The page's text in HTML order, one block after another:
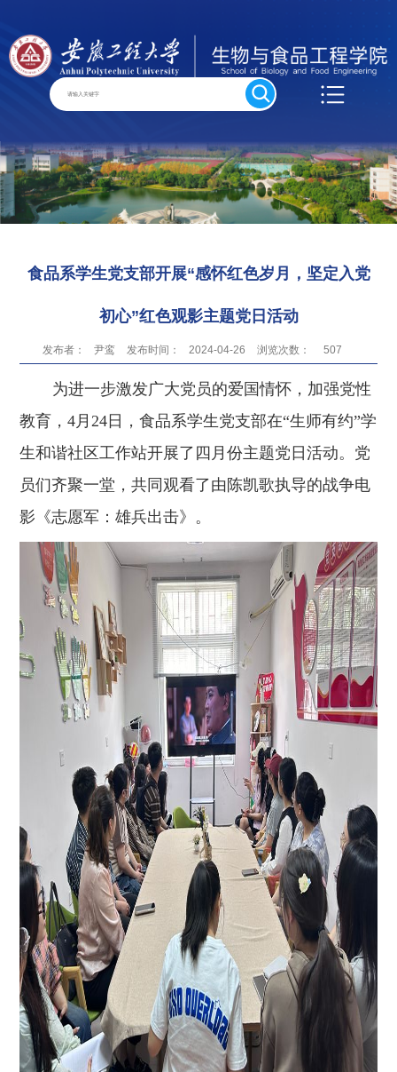
食品系学生党支部开展“感怀红色岁月，坚定入党
初心”红色观影主题党日活动
发布者： 尹鸾 发布时间： 2024-04-26 浏览次数： 507
为进一步激发广大党员的爱国情怀，加强党性
教育，4月24日 ，食品系学生党支部在“生师有约”学
生和谐社区工作站开展了四月份主题党日活动。 党
员们齐聚一堂，共同观看了由陈凯歌执导的战争电
影《志愿军：雄兵出击》 。